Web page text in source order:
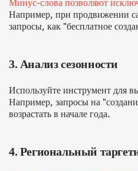
Минус-слова позволяют
Например, при продвижении
запросы, как "бесплатное
3. Анализ сезонности
Используйте инструмент для
Например, запросы на
возрастать в начале года.
4. Региональный